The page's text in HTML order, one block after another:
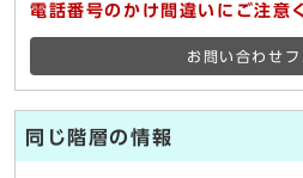
電話番号のかけ間違いにご注意
お問い合わせフ
同じ階層の情報